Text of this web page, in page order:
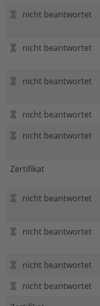
nicht beantwortet
nicht beantwortet
nicht beantwortet
nicht beantwortet
nicht beantwortet
Zertifikat
nicht beantwortet
nicht beantwortet
nicht beantwortet
nicht beantwortet